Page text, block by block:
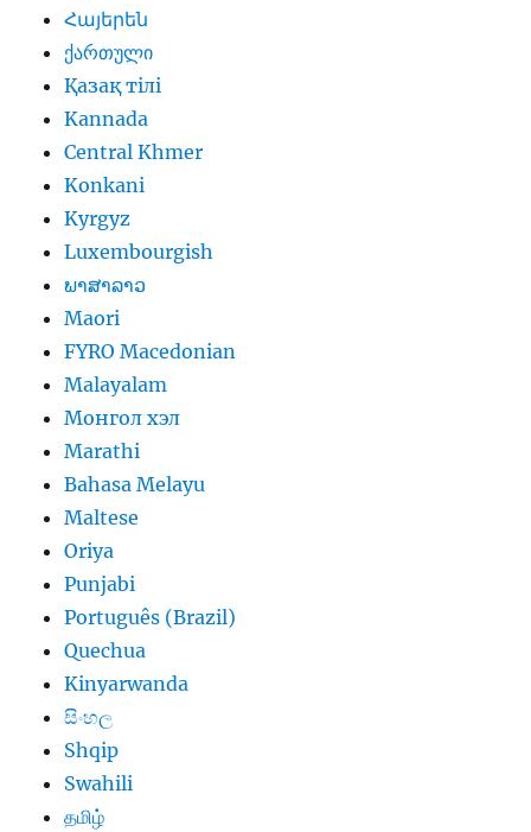
Հայերեն
ქართული
Қазақ тілі
Kannada
Central Khmer
Konkani
Kyrgyz
Luxembourgish
ພາສາລາວ
Maori
FYRO Macedonian
Malayalam
Монгол хэл
Marathi
Bahasa Melayu
Maltese
Oriya
Punjabi
Português (Brazil)
Quechua
Kinyarwanda
සිංහල
Shqip
Swahili
தமிழ்